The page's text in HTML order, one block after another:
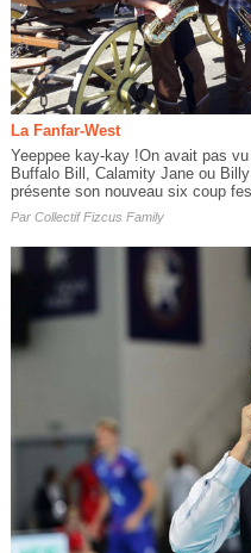
La Fanfar-West
Yeeppee kay-kay !On avait pas
Buffalo Bill, Calamity Jane ou
présente son nouveau six coup
Par Collectif Fizcus Family